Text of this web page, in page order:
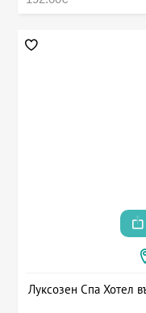
Луксозен Спа Хотел